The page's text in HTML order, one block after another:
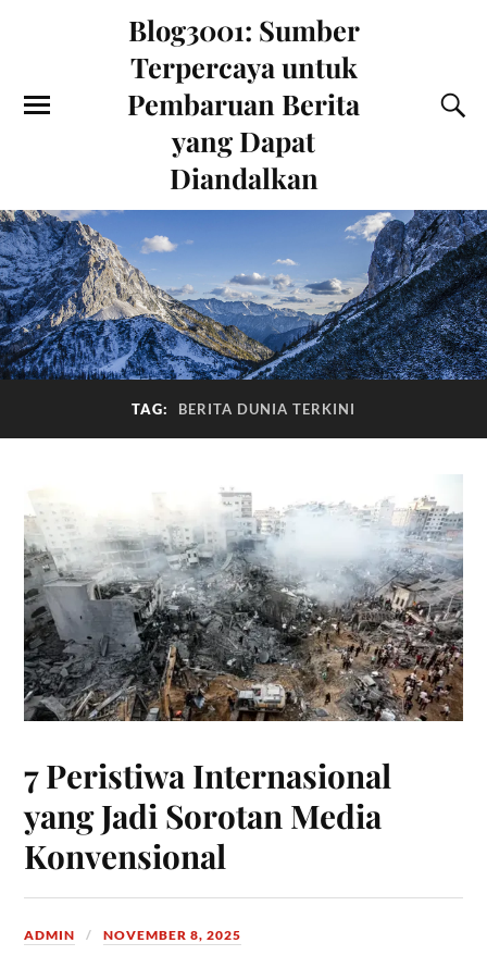
Blog3001: Sumber
Terpercaya untuk
Pembaruan Berita
yang Dapat
Diandalkan
TAG: BERITA DUNIA TERKINI
7 Peristiwa Internasional
yang Jadi Sorotan Media
Konvensional
ADMIN NOVEMBER 8, 2025